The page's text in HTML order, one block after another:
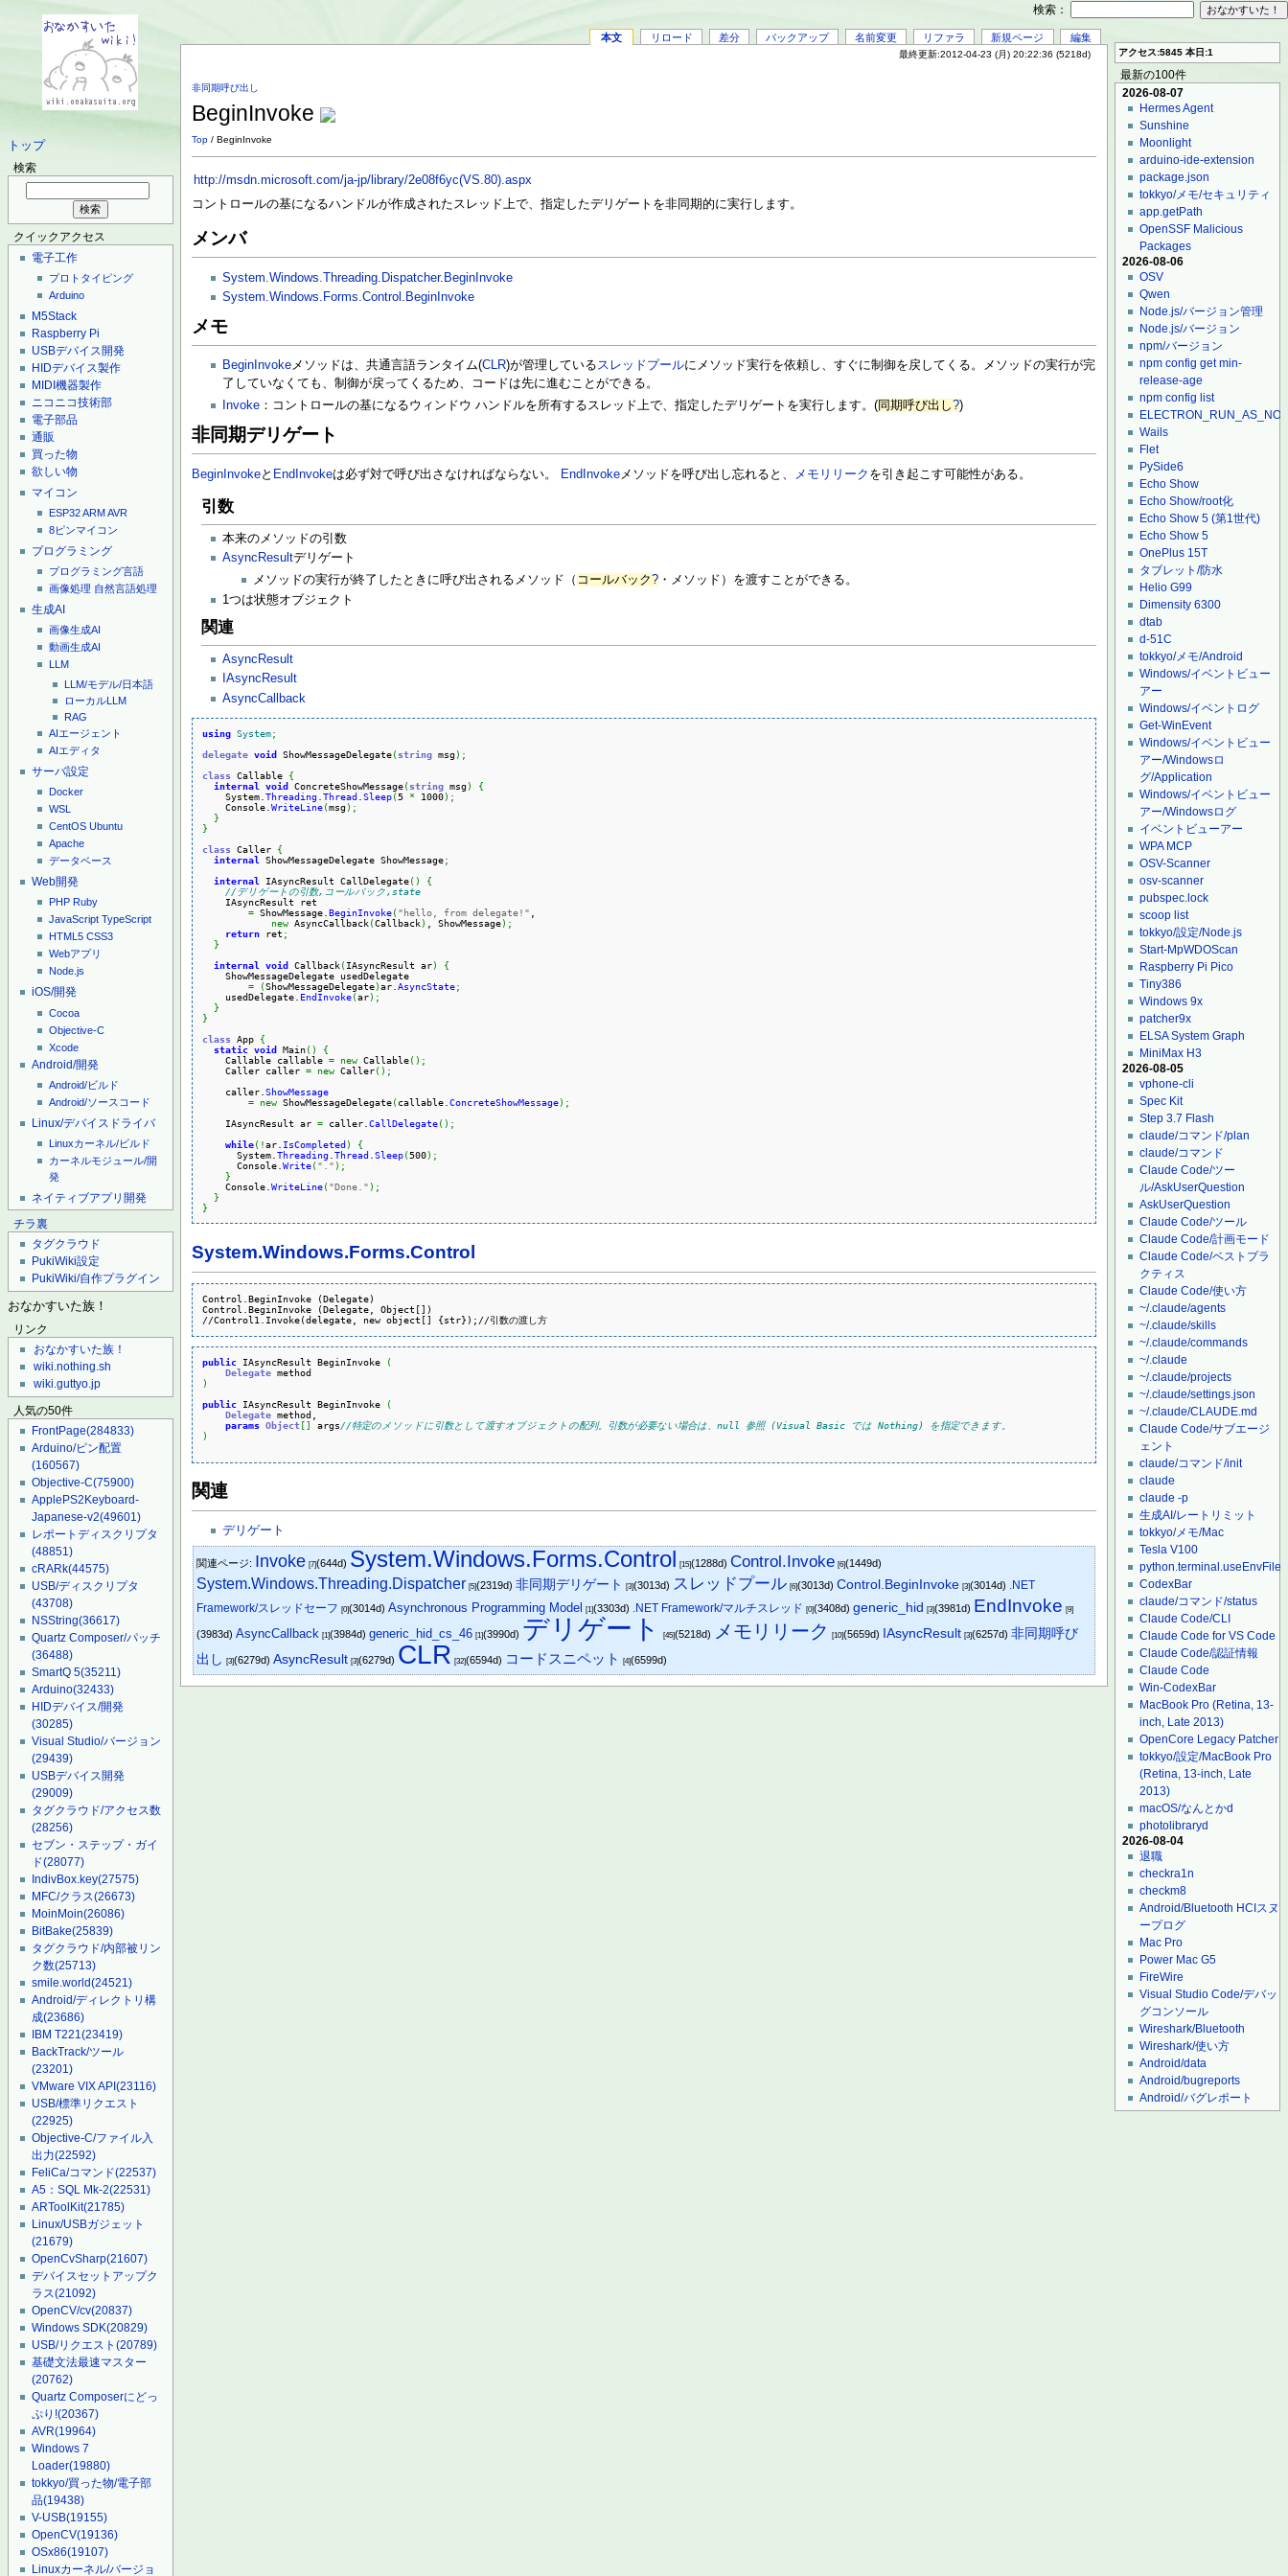
トップ
検索
クイックアクセス
電子工作
プロトタイピング
Arduino
M5Stack
Raspberry Pi
USBデバイス開発
HIDデバイス製作
MIDI機器製作
ニコニコ技術部
電子部品
通販
買った物
欲しい物
マイコン
ESP32ARMAVR
8ピンマイコン
プログラミング
プログラミング言語
画像処理 自然言語処理
生成AI
画像生成AI
動画生成AI
LLM
LLM/モデル/日本語
ローカルLLM
RAG
AIエージェント
AIエディタ
サーバ設定
Docker
WSL
CentOS Ubuntu
Apache
データベース
Web開発
PHP Ruby
JavaScript TypeScript
HTML5 CSS3
Webアプリ
Node.js
iOS/開発
Cocoa
Objective-C
Xcode
Android/開発
Android/ビルド
Android/ソースコード
Linux/デバイスドライバ
Linuxカーネル/ビルド
カーネルモジュール/開
発
ネイティブアプリ開発
チラ裏
タグクラウド
PukiWiki設定
PukiWiki/自作プラグイン
おなかすいた族！
リンク
おなかすいた族！
wiki.nothing.sh
wiki.guttyo.jp
人気の50件
FrontPage(284833)
Arduino/ピン配置
(160567)
Objective-C(75900)
ApplePS2Keyboard-
Japanese-v2(49601)
レポートディスクリプタ
(48851)
cRARk(44575)
USB/ディスクリプタ
(43708)
NSString(36617)
Quartz Composer/パッチ
(36488)
SmartQ 5(35211)
Arduino(32433)
HIDデバイス/開発
(30285)
Visual Studio/バージョン
(29439)
USBデバイス開発
(29009)
タグクラウド/アクセス数
(28256)
セブン・ステップ・ガイ
ド(28077)
IndivBox.key(27575)
MFC/クラス(26673)
MoinMoin(26086)
BitBake(25839)
タグクラウド/内部被リン
ク数(25713)
smile.world(24521)
Android/ディレクトリ構
成(23686)
IBM T221(23419)
BackTrack/ツール
(23201)
VMware VIX API(23116)
USB/標準リクエスト
(22925)
Objective-C/ファイル入
出力(22592)
FeliCa/コマンド(22537)
A5：SQL Mk-2(22531)
ARToolKit(21785)
Linux/USBガジェット
(21679)
OpenCvSharp(21607)
デバイスセットアップク
ラス(21092)
OpenCV/cv(20837)
Windows SDK(20829)
USB/リクエスト(20789)
基礎文法最速マスター
(20762)
Quartz Composerにどっ
ぷり!(20367)
AVR(19964)
Windows 7
Loader(19880)
tokkyo/買った物/電子部
品(19438)
V-USB(19155)
OpenCV(19136)
OSx86(19107)
Linuxカーネル/バージョ
本文 リロード 差分 バックアップ 名前変更 リファラ 新規ページ 編集
最終更新:2012-04-23 (月) 20:22:36 (5218d)
非同期呼び出し
BeginInvoke
Top / BeginInvoke
http://msdn.microsoft.com/ja-jp/library/2e08f6yc(VS.80).aspx
コントロールの基になるハンドルが作成されたスレッド上で、指定したデリゲートを非同期的に実行します。
メンバ
System.Windows.Threading.Dispatcher. BeginInvoke
System.Windows.Forms.Control . BeginInvoke
メモ
BeginInvokeメソッドは、共通言語ランタイム(CLR)が管理しているスレッドプールにメソッド実行を依頼し、すぐに制御を戻してくる。メソッドの実行が完
了していなくても、制御が戻ってくるため、コードは先に進むことができる。
Invoke ：コントロールの基になるウィンドウ ハンドルを所有するスレッド上で、指定したデリゲートを実行します。( 同期呼び出し?)
非同期デリゲート
BeginInvokeと EndInvokeは必ず対で呼び出さなければならない。 EndInvoke メソッドを呼び出し忘れると、 メモリリーク を引き起こす可能性がある。
引数
本来のメソッドの引数
AsyncResultデリゲート
メソッドの実行が終了したときに呼び出されるメソッド（ コールバック? ・メソッド）を渡すことができる。
1つは状態オブジェクト
関連
AsyncResult
IAsyncResult
AsyncCallback
using System;
delegate void ShowMessageDelegate(string msg) ;
class Callable {
internal
void ConcreteShowMessage(string msg)
{
System.Threading .Thread .Sleep(5 * 1000) ;
    Console.
WriteLine(msg) ;
}
}
class Caller {
internal
ShowMessageDelegate ShowMessage;
internal
IAsyncResult CallDelegate( )
{
//デリゲートの引数,コールバック,state
    IAsyncResult ret
= ShowMessage.BeginInvoke("hello, from delegate!"
new AsyncCallback(Callback) , ShowMessage) ;
return ret ;
}
internal
void Callback(IAsyncResult ar)
{
    ShowMessageDelegate usedDelegate
=
(ShowMessageDelegate)ar.AsyncState;
    usedDelegate.
EndInvoke(ar) ;
}
}
class App {
static void Main( )
{
    Callable callable
= new Callable( ) ;
    Caller caller
= new Caller( ) ;
    caller.
ShowMessage
= new ShowMessageDelegate(callable.ConcreteShowMessage) ;
    IAsyncResult ar
= caller.CallDelegate( ) ;
while( !ar. IsCompleted)
{
System.Threading .Thread .Sleep(500) ;
      Console.
Write("." ) ;
}
    Console.
WriteLine("Done." ) ;
}
}
System.Windows.Forms.Control
Control.BeginInvoke (Delegate)
Control.BeginInvoke (Delegate, Object[])
//Control1.Invoke(delegate, new object[] {str});//引数の渡し方
public IAsyncResult BeginInvoke
(
Delegate
)
public IAsyncResult BeginInvoke
(
Delegate method,
params Object [] args//特定のメソッドに引数として渡すオブジェクトの配列。引数が必要ない場合は、null 参照 (Visual Basic では Nothing) を指定できます。
)
関連
デリゲート
関連ページ: Invoke [7](644d) System.Windows.Forms.Control [15](1288d)Control.Invoke [6](1449d)
System.Windows.Threading.Dispatcher [5](2319d)非同期デリゲート [3](3013d) スレッドプール [6](3013d)Control.BeginInvoke [3](3014d) .NET
Framework/スレッドセーフ [0](3014d)Asynchronous Programming Model [1](3303d) .NET Framework/マルチスレッド [0](3408d)generic_hid [3](3981d) EndInvoke [9]
(3983d)AsyncCallback [1](3984d)generic_hid_cs_46 [1](3990d) デリゲート [45](5218d) メモリリーク [10](5659d) IAsyncResult [3](6257d)非同期呼び
出し
[3](6279d)AsyncResult [3](6279d) CLR [32](6594d) コードスニペット [4](6599d)
アクセス:5845 本日:1
最新の100件
2026-08-07
Hermes Agent
Sunshine
Moonlight
arduino-ide-extension
package.json
tokkyo/メモ/セキュリティ
app.getPath
OpenSSF Malicious
Packages
2026-08-06
OSV
Qwen
Node.js/バージョン管理
Node.js/バージョン
npm/バージョン
npm config get min-
release-age
npm config list
Wails
Flet
PySide6
Echo Show
Echo Show/root化
Echo Show 5 (第1世代)
Echo Show 5
OnePlus 15T
タブレット/防水
Helio G99
Dimensity 6300
dtab
d-51C
tokkyo/メモ/Android
Windows/イベントビュー
アー
Windows/イベントログ
Get-WinEvent
Windows/イベントビュー
アー/Windowsロ
グ/Application
Windows/イベントビュー
アー/Windowsログ
イベントビューアー
WPA MCP
OSV-Scanner
osv-scanner
pubspec.lock
scoop list
tokkyo/設定/Node.js
Start-MpWDOScan
Raspberry Pi Pico
Tiny386
Windows 9x
patcher9x
ELSA System Graph
MiniMax H3
2026-08-05
vphone-cli
Spec Kit
Step 3.7 Flash
claude/コマンド/plan
claude/コマンド
Claude Code/ツー
ル/AskUserQuestion
AskUserQuestion
Claude Code/ツール
Claude Code/計画モード
Claude Code/ベストプラ
クティス
Claude Code/使い方
~/.claude/agents
~/.claude/skills
~/.claude/commands
~/.claude
~/.claude/projects
~/.claude/settings.json
~/.claude/CLAUDE.md
Claude Code/サブエージ
ェント
claude/コマンド/init
claude
claude -p
生成AI/レートリミット
tokkyo/メモ/Mac
Tesla V100
python.terminal.useEnvFile
CodexBar
claude/コマンド/status
Claude Code/CLI
Claude Code for VS Code
Claude Code/認証情報
Claude Code
Win-CodexBar
MacBook Pro (Retina, 13-
inch, Late 2013)
OpenCore Legacy Patcher
tokkyo/設定/MacBook Pro
(Retina, 13-inch, Late
2013)
macOS/なんとかd
photolibraryd
2026-08-04
退職
checkra1n
checkm8
Android/Bluetooth HCIスヌ
ープログ
Mac Pro
Power Mac G5
FireWire
Visual Studio Code/デバッ
グコンソール
Wireshark/Bluetooth
Wireshark/使い方
Android/data
Android/bugreports
Android/バグレポート
検索：